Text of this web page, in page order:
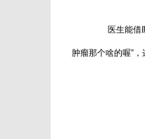
医生能借助
肿瘤那个啥的喔”